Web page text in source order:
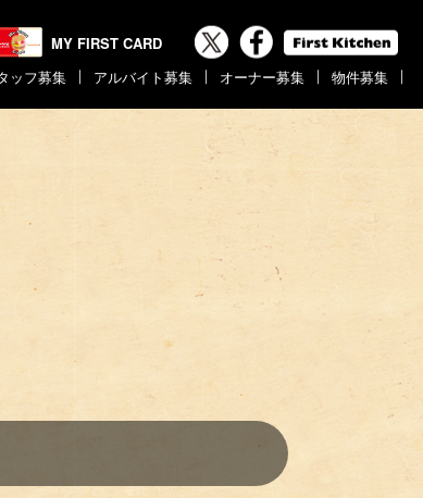
MY FIRST CARD
ッフ募集 ｜ アルバイト募集 ｜ オーナー募集 ｜ 物件募集 ｜